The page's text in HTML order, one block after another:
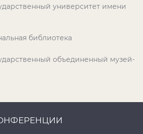
университет имени
библиотека
объединенный музей-